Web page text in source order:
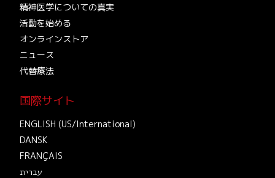
精神医学についての真実
活動を始める
オンラインストア
ニュース
代替療法
国際サイト
ENGLISH (US/International)
DANSK
FRANÇAIS
עברית